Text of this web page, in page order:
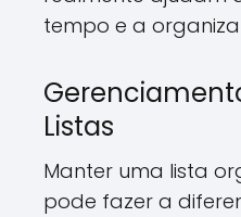
tempo e a
Listas
Manter uma lista
pode fazer a